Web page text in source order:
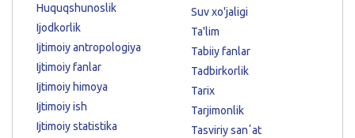
Huquqshunoslik
Ijodkorlik
Ijtimoiy antropologiya
Ijtimoiy fanlar
Ijtimoiy himoya
Ijtimoiy ish
Ijtimoiy statistika
Suv xo'jaligi
Ta'lim
Tabiiy fanlar
Tadbirkorlik
Tarix
Tarjimonlik
Tasviriy sanʼat